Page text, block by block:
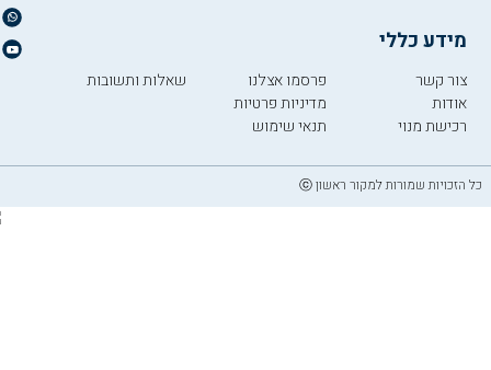
מידע כללי
צור קשר
אודות
רכישת מנוי
פרסמו אצלנו
מדיניות פרטיות
תנאי שימוש
שאלות ותשובות
כל הזכויות שמורות למקור ראשון ⓒ